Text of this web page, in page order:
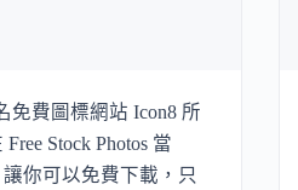
免費圖標網站 Icon8 所
Stock Photos 當
你可以免費下載，只